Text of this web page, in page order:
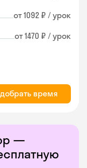
от 1092 ₽ / урок
от 1470 ₽ / урок
время
—